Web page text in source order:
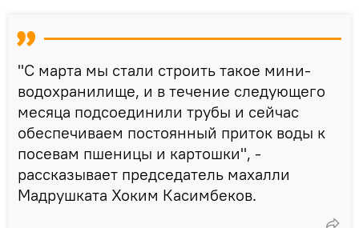
"С марта мы стали строить такое мини-
водохранилище, и в течение следующего
месяца подсоединили трубы и сейчас
обеспечиваем постоянный приток воды к
посевам пшеницы и картошки", -
рассказывает председатель махалли
Мадрушката Хоким Касимбеков.